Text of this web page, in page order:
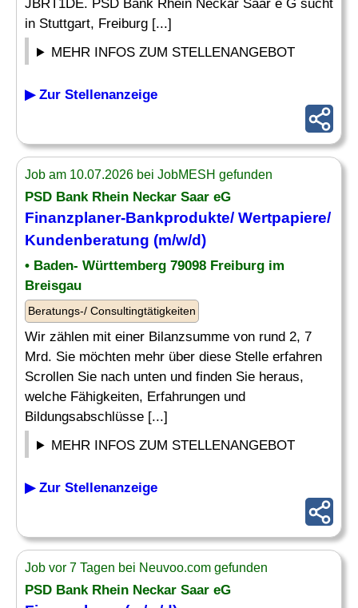
JBRT1DE. PSD Bank Rhein Neckar Saar e G sucht
in Stuttgart, Freiburg [...]
MEHR INFOS ZUM STELLENANGEBOT
▶ Zur Stellenanzeige
Job am 10.07.2026 bei JobMESH gefunden
PSD Bank Rhein Neckar Saar eG
Finanzplaner-Bankprodukte/ Wertpapiere/
Kundenberatung (m/w/d)
• Baden- Württemberg 79098 Freiburg im
Breisgau
Beratungs-/ Consultingtätigkeiten
Wir zählen mit einer Bilanzsumme von rund 2, 7
Mrd. Sie möchten mehr über diese Stelle erfahren
Scrollen Sie nach unten und finden Sie heraus,
welche Fähigkeiten, Erfahrungen und
Bildungsabschlüsse [...]
MEHR INFOS ZUM STELLENANGEBOT
▶ Zur Stellenanzeige
Job vor 7 Tagen bei Neuvoo.com gefunden
PSD Bank Rhein Neckar Saar eG